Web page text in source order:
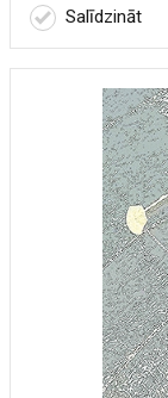
Salīdzināt